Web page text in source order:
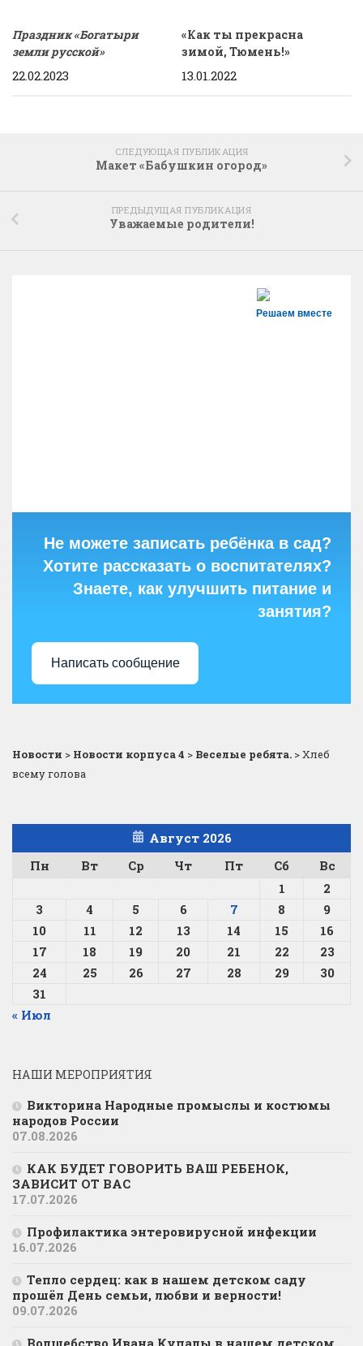
Праздник «Богатыри
земли русской»
22.02.2023
«Как ты прекрасна
зимой, Тюмень!»
13.01.2022
СЛЕДУЮЩАЯ ПУБЛИКАЦИЯ
Макет «Бабушкин огород»
ПРЕДЫДУЩАЯ ПУБЛИКАЦИЯ
Уважаемые родители!
Решаем вместе
Не можете записать ребёнка в сад?
Хотите рассказать о воспитателях?
Знаете, как улучшить питание и
занятия?
Написать сообщение
Новости > Новости корпуса 4 > Веселые ребята. >Хлеб
всему голова
Август 2026
Пн
Вт Ср Чт Пт Сб
Вс
1
2
3
4 5 6 7 8
9
10
11 12 13 14 15
16
17
18 19 20 21 22
23
24
25 26 27 28 29
30
31
« Июл
НАШИ МЕРОПРИЯТИЯ
Викторина Народные промыслы и костюмы
народов России
07.08.2026
КАК БУДЕТ ГОВОРИТЬ ВАШ РЕБЕНОК,
ЗАВИСИТ ОТ ВАС
17.07.2026
Профилактика энтеровирусной инфекции
16.07.2026
Тепло сердец: как в нашем детском саду
прошёл День семьи, любви и верности!
09.07.2026
Волшебство Ивана Купалы в нашем детском